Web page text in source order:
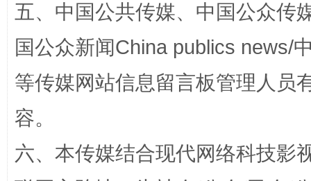
扯下公款旅游的“隐身衣” 如何以
五、中国公共传媒、中国公众传
国公众新闻China publics news/
等传媒网站信息留言板管理人员
容。
六、本传媒结合现代网络科技影